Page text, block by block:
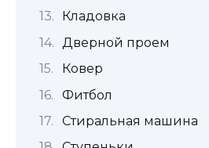
Кладовка
Дверной проем
Ковер
Фитбол
Стиральная машина